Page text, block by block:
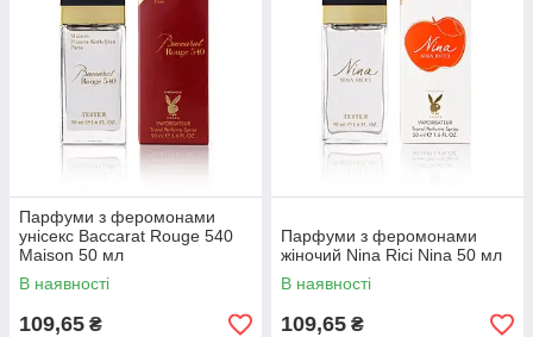
Парфуми з феромонами
унісекс Baccarat Rouge 540
Maison 50 мл
В наявності
109,65 ₴
Парфуми з феромонами
жіночий Nina Rici Nina 50 мл
В наявності
109,65 ₴